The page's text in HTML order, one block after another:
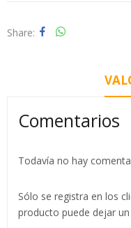
Share
Comentarios
Todavía no hay
Sólo se registra en los
producto puede dejar